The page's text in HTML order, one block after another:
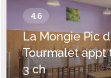
La Mongie Pic
Tourmalet
3 ch